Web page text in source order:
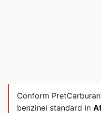
Conform
benzinei standard in